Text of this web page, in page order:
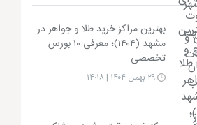
بهترین مراکز خرید طلا و جواهر در
مشهد (۱۴۰۴)؛ معرفی ۱۰ بورس
تخصصی
۲۹ بهمن ۱۴۰۴ | ۱۴:۱۸